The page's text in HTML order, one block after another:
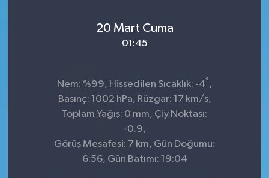
20 Mart Cuma
01:45
Nem: %99, Hissedilen Sıcaklık: -4° ,
Basınç: 1002 hPa, Rüzgar: 17 km/s,
Toplam Yağış: 0 mm, Çiy Noktası:
-0.9,
Görüş Mesafesi: 7 km, Gün Doğumu:
6:56, Gün Batımı: 19:04